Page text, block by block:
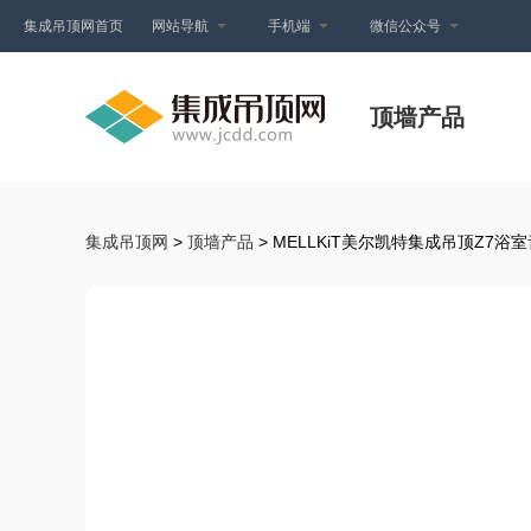
集成吊顶网首页 网站导航 手机端 微信公众号
顶墙产品
集成吊顶网 > 顶墙产品 > MELLKiT美尔凯特集成吊顶Z7浴